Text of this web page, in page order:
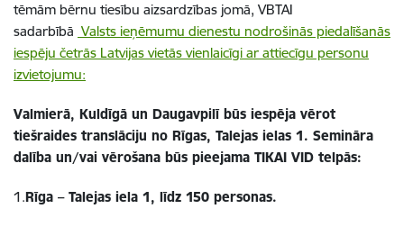
tēmām bērnu tiesību aizsardzības jomā, VBTAI
sadarbībā Valsts ieņēmumu dienestu nodrošinās piedalīšanās
iespēju četrās Latvijas vietās vienlaicīgi ar attiecīgu personu
izvietojumu:
Valmierā, Kuldīgā un Daugavpilī būs iespēja vērot
tiešraides translāciju no Rīgas, Talejas ielas 1. Semināra
dalība un/vai vērošana būs pieejama TIKAI VID telpās:
1.Rīga – Talejas iela 1, līdz 150 personas.